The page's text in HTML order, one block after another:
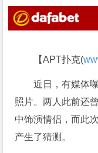
【APT扑克(
近日，有媒体
照片。两人此前还
中饰演情侣，而此
产生了猜测。